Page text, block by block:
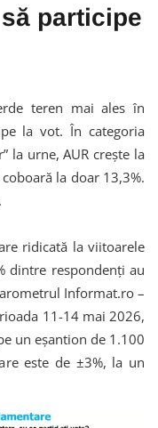
participe
teren mai ales în
la vot. În categoria
la urne, AUR crește la
la doar 13,3%.
ridicată la viitoarele
dintre respondenți au
Informat.ro –
11-14 mai 2026,
un eșantion de 1.100
este de ±3%, la un